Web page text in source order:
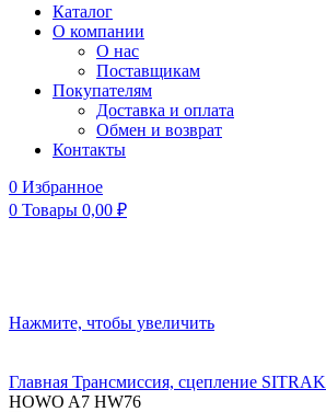
Каталог
О компании
О нас
Поставщикам
Покупателям
Доставка и оплата
Обмен и возврат
Контакты
0 Избранное
0 Товары 0,00 ₽
Нажмите, чтобы увеличить
Главная Трансмиссия, сцепление SITRAK
HOWO A7 HW76